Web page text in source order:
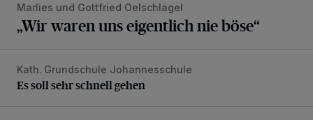
Marlies und Gottfried Oelschlägel
„Wir waren uns eigentlich nie böse“
Es soll sehr schnell gehen
Kath. Grundschule Johannesschule
Es soll sehr schnell gehen